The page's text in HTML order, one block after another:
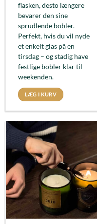
flasken, desto længere
bevarer den sine
sprudlende bobler.
Perfekt, hvis du vil nyde
et enkelt glas på en
tirsdag – og stadig have
festlige bobler klar til
weekenden.
LÆG I KURV